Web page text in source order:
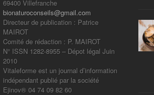
69400 Villefranche
bionaturoconseils@gmail.com
Directeur de publication : Patrice
MAIROT
Comité de rédaction : P. MAIROT
N° ISSN 1282-8955 – Dépot légal Juin
2010
Vitaleforme est un journal d’information
indépendant publié par la société
Ejinov® 04 74 09 82 60